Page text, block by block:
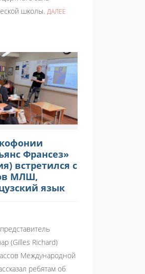
школы. ДАЛЕЕ
Франсез»
встретился с
МЛШ,
язык
(Gilles Richard)
Международной
ребятам об